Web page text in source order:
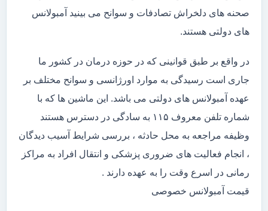
صحنه های دلخراش تصادفات و سوانح می بینید آمبولانس
های دولتی هستند.
در واقع بر طبق قوانینی که در حوزه درمان در کشور ما
جاری است رسیدگی به موارد اورژانسی و سوانح مختلف بر
عهده آمبولانس های دولتی می باشد. این ماشین ها که با
شماره تلفن معروف ۱۱۵ به سادگی در دسترس هستند
وظیفه مراجعه به محل حادثه ، بررسی شرایط آسیب دیدگان
، انجام فعالیت های ضروری پزشکی و انتقال افراد به مراکز
رمانی در اسرع وقت را به عهده دارند .
قیمت آمبولانس خصوصی